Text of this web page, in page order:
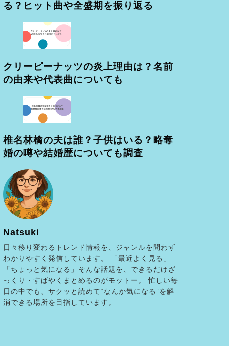
る？ヒット曲や全盛期を振り返る
クリーピーナッツの炎上理由は？名前
の由来や代表曲についても
椎名林檎の夫は誰？子供はいる？略奪
婚の噂や結婚歴についても調査
Natsuki
日々移り変わるトレンド情報を、ジャンルを問わず
わかりやすく発信しています。 「最近よく見る」
「ちょっと気になる」そんな話題を、できるだけざ
っくり・すばやくまとめるのがモットー。 忙しい毎
日の中でも、サクッと読めて“なんか気になる”を解
消できる場所を目指しています。